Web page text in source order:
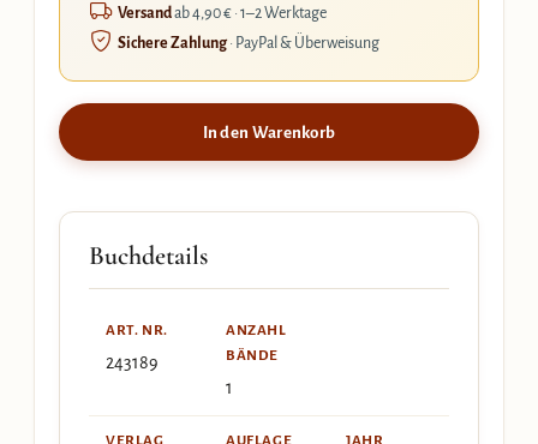
Versandab 4,90 € · 1–2 Werktage
Sichere Zahlung· PayPal & Überweisung
In den Warenkorb
Buchdetails
ART. NR.
243189
ANZAHL
BÄNDE
1